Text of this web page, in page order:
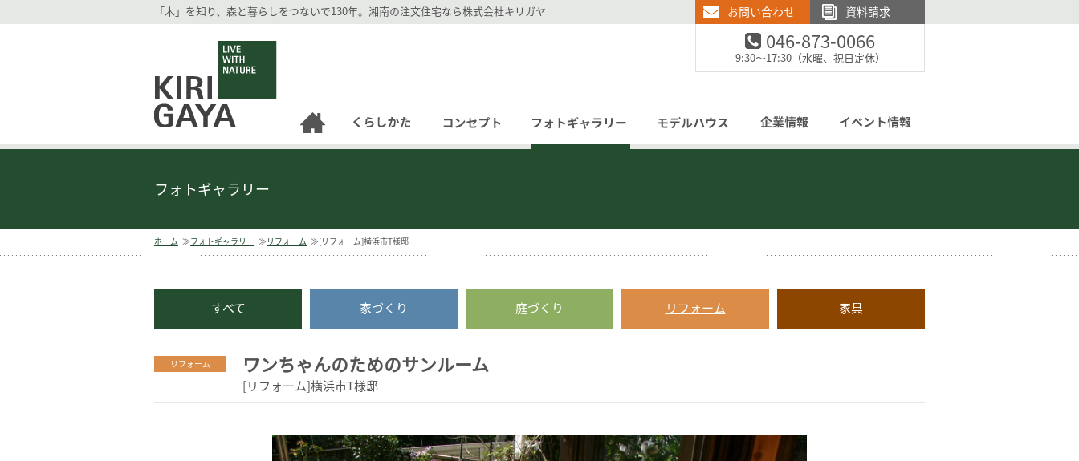
「木」を知り、森と暮らしをつないで130年。湘南の注文住宅なら株式会社キリガヤ
Reform
お問い合わせ 資料請求
電話でのお問い合わせ：
046-873-0066
9:30～17:30（水曜、祝日定休）
フォトギャラリー
ホーム フォトギャラリー リフォーム [リフォーム]横浜市T様邸
すべて 家づくり 庭づくり リフォーム 家具
リフォーム ワンちゃんのためのサンルーム
[リフォーム]横浜市T様邸